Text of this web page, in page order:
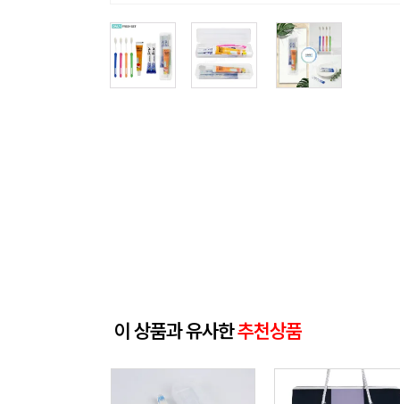
이 상품과 유사한추천상품